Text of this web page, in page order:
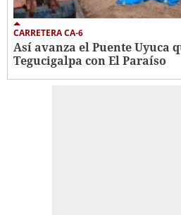
CARRETERA CA-6
Así avanza el Puente Uyuca
Tegucigalpa con El Paraíso